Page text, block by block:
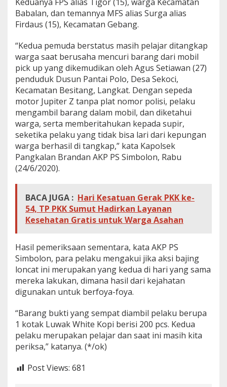
t
a
n
k
p
W
a
r
g
a
Babalan, dan temannya MFS alias Surga alias
Firdaus (15), Kecamatan Gebang.
“Kedua pemuda berstatus masih pelajar ditangkap
warga saat berusaha mencuri barang dari mobil
pick up yang dikemudikan oleh Agus Setiawan (27)
penduduk Dusun Pantai Polo, Desa Sekoci,
Kecamatan Besitang, Langkat. Dengan sepeda
motor Jupiter Z tanpa plat nomor polisi, pelaku
mengambil barang dalam mobil, dan diketahui
warga, serta memberitahukan kepada supir,
seketika pelaku yang tidak bisa lari dari kepungan
warga berhasil di tangkap,” kata Kapolsek
Pangkalan Brandan AKP PS Simbolon, Rabu
(24/6/2020).
BACA JUGA : Hari Kesatuan Gerak PKK ke-
54, TP PKK Sumut Hadirkan Layanan
Kesehatan Gratis untuk Warga Asahan
Hasil pemeriksaan sementara, kata AKP PS
Simbolon, para pelaku mengakui jika aksi bajing
loncat ini merupakan yang kedua di hari yang sama
mereka lakukan, dimana hasil dari kejahatan
digunakan untuk berfoya-foya.
“Barang bukti yang sempat diambil pelaku berupa
1 kotak Luwak White Kopi berisi 200 pcs. Kedua
pelaku merupakan pelajar dan saat ini masih kita
periksa,” katanya. (*/ok)
Post Views: 681